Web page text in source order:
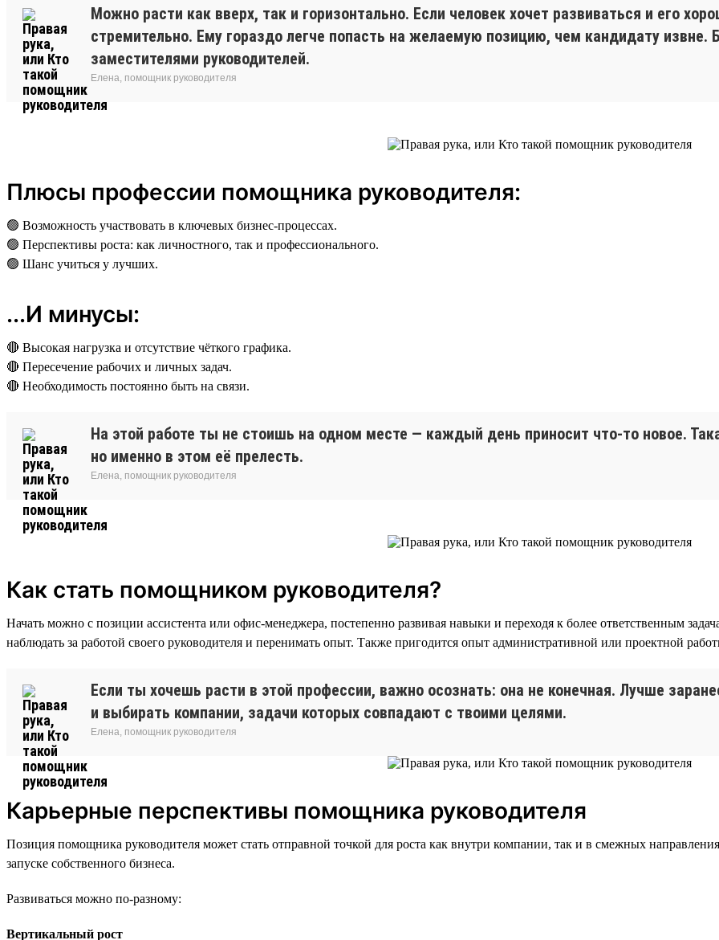
Можно расти как вверх, так и горизонтально. Если человек хочет развиваться и его
стремительно. Ему гораздо легче попасть на желаемую позицию, чем кандидату
заместителями руководителей.
Елена, помощник руководителя
Плюсы профессии помощника руководителя:
🟢 Возможность участвовать в ключевых бизнес-процессах.
🟢 Перспективы роста: как личностного, так и профессионального.
🟢 Шанс учиться у лучших.
...И минусы:
🔴 Высокая нагрузка и отсутствие чёткого графика.
🔴 Пересечение рабочих и личных задач.
🔴 Необходимость постоянно быть на связи.
На этой работе ты не стоишь на одном месте — каждый день приносит что-то новое.
но именно в этом её прелесть.
Елена, помощник руководителя
Как стать помощником руководителя?
Начать можно с позиции ассистента или офис-менеджера, постепенно развивая навыки и переходя к более ответственным
наблюдать за работой своего руководителя и перенимать опыт. Также пригодится опыт административной или проектной
Если ты хочешь расти в этой профессии, важно осознать: она не конечная. Лучше
и выбирать компании, задачи которых совпадают с твоими целями.
Елена, помощник руководителя
Карьерные перспективы помощника руководителя
Позиция помощника руководителя может стать отправной точкой для роста как внутри компании, так и в смежных
запуске собственного бизнеса.
Развиваться можно по-разному:
Вертикальный рост